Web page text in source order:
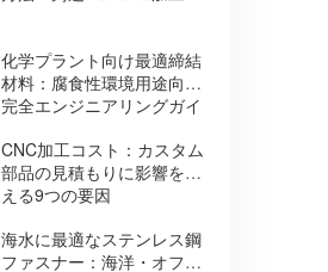
化学プラント向け最適締結
材料：腐食性環境用途向け
完全エンジニアリングガイ
CNC加工コスト：カスタム
部品の見積もりに影響を与
える9つの要因
海水に最適なステンレス鋼
ファスナー：海洋・オフシ